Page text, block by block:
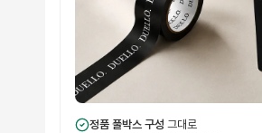
정품 풀박스 구성 그대로